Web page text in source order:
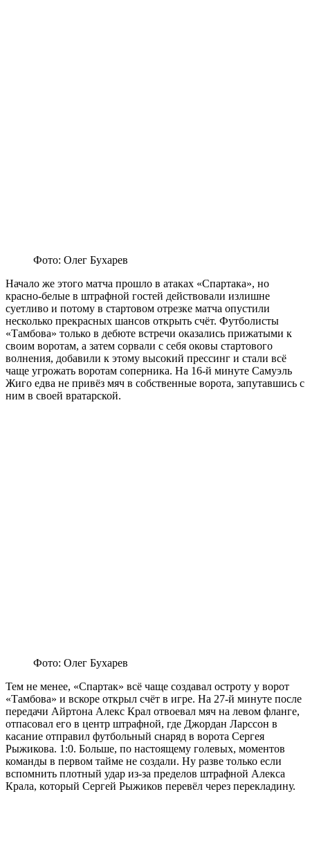
Фото: Олег Бухарев
Начало же этого матча прошло в атаках «Спартака», но
красно-белые в штрафной гостей действовали излишне
суетливо и потому в стартовом отрезке матча опустили
несколько прекрасных шансов открыть счёт. Футболисты
«Тамбова» только в дебюте встречи оказались прижатыми к
своим воротам, а затем сорвали с себя оковы стартового
волнения, добавили к этому высокий прессинг и стали всё
чаще угрожать воротам соперника. На 16-й минуте Самуэль
Жиго едва не привёз мяч в собственные ворота, запутавшись с
ним в своей вратарской.
Фото: Олег Бухарев
Тем не менее, «Спартак» всё чаще создавал остроту у ворот
«Тамбова» и вскоре открыл счёт в игре. На 27-й минуте после
передачи Айртона Алекс Крал отвоевал мяч на левом фланге,
отпасовал его в центр штрафной, где Джордан Ларссон в
касание отправил футбольный снаряд в ворота Сергея
Рыжикова. 1:0. Больше, по настоящему голевых, моментов
команды в первом тайме не создали. Ну разве только если
вспомнить плотный удар из-за пределов штрафной Алекса
Крала, который Сергей Рыжиков перевёл через перекладину.